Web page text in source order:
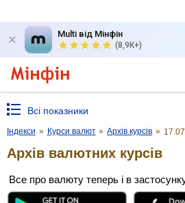
Multi від Мінфін
(8,9K+)
Всі показники
Індекси » Курси валют » Архів курсів »
Архів валютних курсів
Все про валюту теперь і в